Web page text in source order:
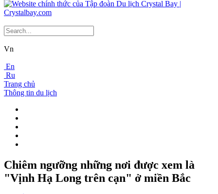
Vn
En
Ru
Trang chủ
Thông tin du lịch
Chiêm ngưỡng những nơi được xem là
"Vịnh Hạ Long trên cạn" ở miền Bắc